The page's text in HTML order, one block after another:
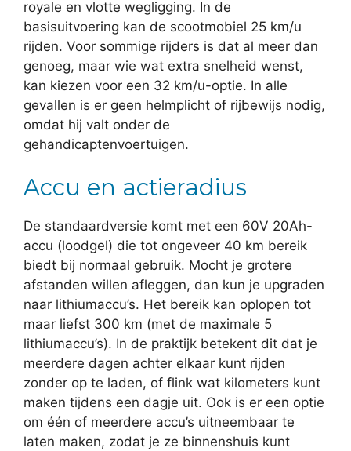
royale en vlotte wegligging. In de
basisuitvoering kan de scootmobiel 25 km/u
rijden. Voor sommige rijders is dat al meer dan
genoeg, maar wie wat extra snelheid wenst,
kan kiezen voor een 32 km/u-optie. In alle
gevallen is er geen helmplicht of rijbewijs nodig,
omdat hij valt onder de
gehandicaptenvoertuigen.
Accu en actieradius
De standaardversie komt met een 60V 20Ah-
accu (loodgel) die tot ongeveer 40 km bereik
biedt bij normaal gebruik. Mocht je grotere
afstanden willen afleggen, dan kun je upgraden
naar lithiumaccu’s. Het bereik kan oplopen tot
maar liefst 300 km (met de maximale 5
lithiumaccu’s). In de praktijk betekent dit dat je
meerdere dagen achter elkaar kunt rijden
zonder op te laden, of flink wat kilometers kunt
maken tijdens een dagje uit. Ook is er een optie
om één of meerdere accu’s uitneembaar te
laten maken, zodat je ze binnenshuis kunt